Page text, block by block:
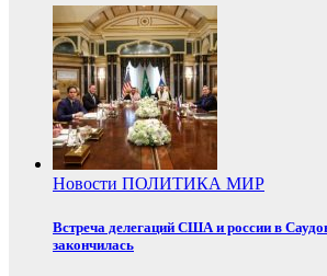
Новости ПОЛИТИКА МИР
Встреча делегаций США и россии в
закончилась